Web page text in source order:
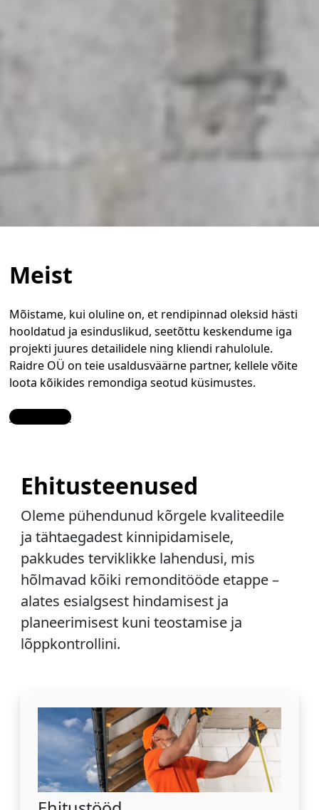
Meist
Mõistame, kui oluline on, et rendipinnad oleksid hästi
hooldatud ja esinduslikud, seetõttu keskendume iga
projekti juures detailidele ning kliendi rahulolule.
Raidre OÜ on teie usaldusväärne partner, kellele võite
loota kõikides remondiga seotud küsimustes.
Contact Us
Ehitusteenused
Oleme pühendunud kõrgele kvaliteedile
ja tähtaegadest kinnipidamisele,
pakkudes terviklikke lahendusi, mis
hõlmavad kõiki remonditööde etappe –
alates esialgsest hindamisest ja
planeerimisest kuni teostamise ja
lõppkontrollini.